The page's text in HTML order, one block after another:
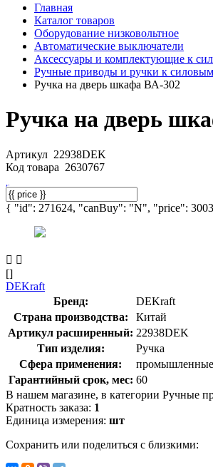
Главная
Каталог товаров
Оборудование низковольтное
Автоматические выключатели
Аксессуары и комплектующие к
Ручные приводы и ручки к
Ручка на дверь шкафа ВА-302
Ручка на дверь
Артикул 22938DEK
Код товара 2630767
{ "id": 271624, "canBuy": "N", "price":
[]
DEKraft
Бренд:
DEKraft
Страна производства:
Китай
Артикул расширенный: 22938DEK
Тип изделия:
Ручка
Сфера применения:
промышленные
Гарантийный срок, мес: 60
В нашем магазине, в категории Ручные
Кратность заказа: 1
Единица измерения: шт
Сохранить или поделиться с близкими: